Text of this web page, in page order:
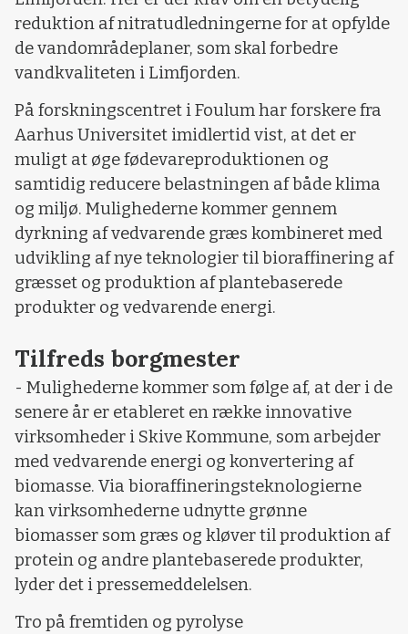
reduktion af nitratudledningerne for at opfylde
de vandområdeplaner, som skal forbedre
vandkvaliteten i Limfjorden.
På forskningscentret i Foulum har forskere fra
Aarhus Universitet imidlertid vist, at det er
muligt at øge fødevareproduktionen og
samtidig reducere belastningen af både klima
og miljø. Mulighederne kommer gennem
dyrkning af vedvarende græs kombineret med
udvikling af nye teknologier til bioraffinering af
græsset og produktion af plantebaserede
produkter og vedvarende energi.
Tilfreds borgmester
- Mulighederne kommer som følge af, at der i de
senere år er etableret en række innovative
virksomheder i Skive Kommune, som arbejder
med vedvarende energi og konvertering af
biomasse. Via bioraffineringsteknologierne
kan virksomhederne udnytte grønne
biomasser som græs og kløver til produktion af
protein og andre plantebaserede produkter,
lyder det i pressemeddelelsen.
Tro på fremtiden og pyrolyse